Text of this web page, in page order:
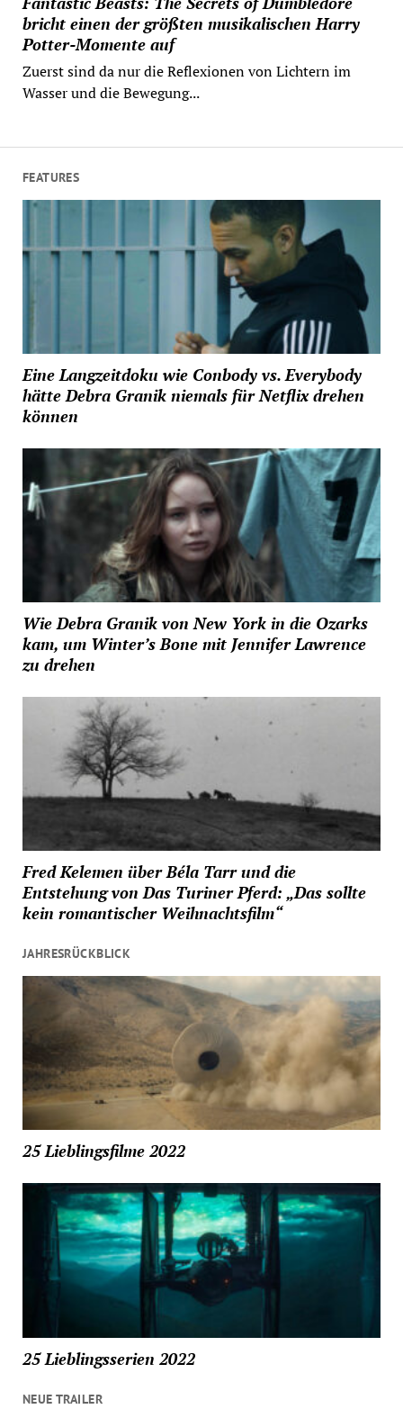
bricht einen der größten musikalischen Harry
Potter-Momente auf
Zuerst sind da nur die Reflexionen von Lichtern im
Wasser und die Bewegung...
FEATURES
Eine Langzeitdoku wie Conbody vs. Everybody
hätte Debra Granik niemals für Netflix drehen
können
Wie Debra Granik von New York in die Ozarks
kam, um Winter’s Bone mit Jennifer Lawrence
zu drehen
Fred Kelemen über Béla Tarr und die
Entstehung von Das Turiner Pferd: „Das sollte
kein romantischer Weihnachtsfilm“
JAHRESRÜCKBLICK
25 Lieblingsfilme 2022
25 Lieblingsserien 2022
NEUE TRAILER